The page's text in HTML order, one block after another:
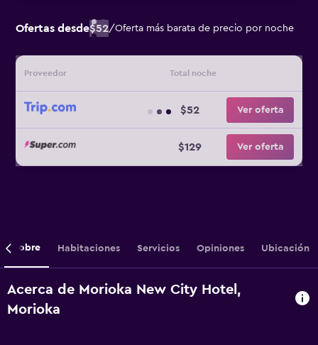
Ofertas desde$52/Oferta más barata de precio por noche
Proveedor Total noche
$52 Ver oferta
$129 Ver oferta
Sobre Habitaciones Servicios Opiniones Ubicación
Acerca de Morioka New City Hotel,
Morioka